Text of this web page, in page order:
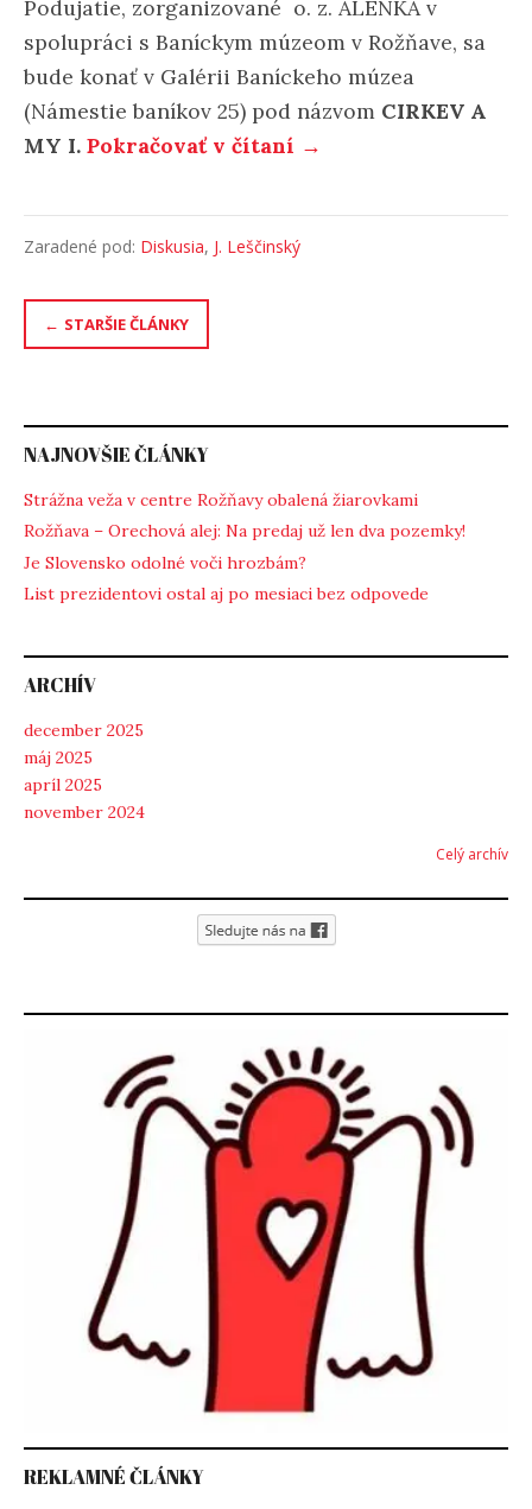
Podujatie, zorganizované o. z. ALENKA v
spolupráci s Baníckym múzeom v Rožňave, sa
bude konať v Galérii Baníckeho múzea
(Námestie baníkov 25) pod názvom CIRKEV A
MY I. Pokračovať v čítaní →
Zaradené pod: Diskusia, J. Leščinský
Navigácia
STARŠIE ČLÁNKY
NAJNOVŠIE ČLÁNKY
Strážna veža v centre Rožňavy obalená žiarovkami
Rožňava – Orechová alej: Na predaj už len dva pozemky!
Je Slovensko odolné voči hrozbám?
List prezidentovi ostal aj po mesiaci bez odpovede
ARCHÍV
december 2025
máj 2025
apríl 2025
november 2024
Celý archív
REKLAMNÉ ČLÁNKY